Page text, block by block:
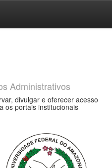
Administrativos
divulgar e oferecer acesso
os portais institucionais